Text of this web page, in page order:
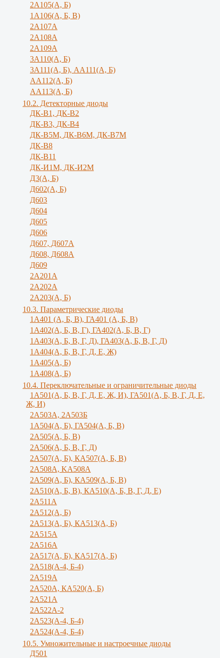
2А105(А, Б)
1А106(А, Б, В)
2А107А
2А108А
2А109А
3А110(А, Б)
3А111(А, Б), АА111(А, Б)
АА112(А, Б)
АА113(А, Б)
10.2. Детекторные диоды
ДК-В1, ДК-В2
ДК-В3, ДК-В4
ДК-В5М, ДК-В6М, ДК-В7М
ДК-В8
ДК-В11
ДК-И1М, ДК-И2М
Д3(А, Б)
Д602(А, Б)
Д603
Д604
Д605
Д606
Д607, Д607А
Д608, Д608А
Д609
2А201А
2А202А
2А203(А, Б)
10.3. Параметрические диоды
1A401 (А, Б, В), ГА401 (А, Б, В)
1А402(А, Б, В, Г), ГА402(А, Б, В, Г)
1А403(А, Б, В, Г, Д), ГА403(А, Б, В, Г, Д)
1А404(А, Б, В, Г, Д, Е, Ж)
1А405(А, Б)
1А408(А, Б)
10.4. Переключательные и ограничительные диоды
1А501(А, Б, В, Г, Д, E, Ж, И), ГА501(А, Б, В, Г, Д, Е,
Ж, И)
2A503A, 2А503Б
1А504(А, Б), ГА504(А, Б, В)
2А505(А, Б, B)
2А506(А, Б, В, Г, Д)
2А507(А, Б), КА507(А, Б, В)
2А508А, KA508A
2А509(А, Б), КА509(А, Б, В)
2А510(А, Б, В), КА510(А, Б, В, Г, Д, Е)
2А511А
2А512(А, Б)
2А513(А, Б), КА513(А, Б)
2А515А
2A516A
2А517(А, Б), КА517(А, Б)
2А518(А-4, Б-4)
2A519A
2А520А, КА520(А, Б)
2А521А
2А522А-2
2А523(А-4, Б-4)
2А524(А-4, Б-4)
10.5. Умножительные и настроечные диоды
Д501